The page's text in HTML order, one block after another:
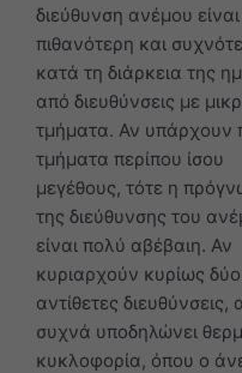
διεύθυνση ανέμου είναι
πιθανότερη και
κατά τη διάρκεια της
από διευθύνσεις με
τμήματα. Αν υπάρχουν
τμήματα περίπου ίσου
μεγέθους, τότε η
της διεύθυνσης του
είναι πολύ αβέβαιη. Αν
κυριαρχούν κυρίως δύο
αντίθετες διευθύνσεις,
συχνά υποδηλώνει
κυκλοφορία, όπου ο